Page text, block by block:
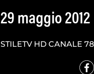
29 maggio 2012
STILETV HD CANALE